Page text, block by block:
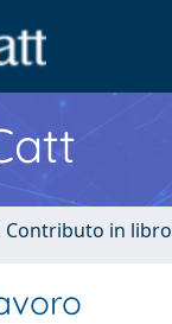
Contributo in libro